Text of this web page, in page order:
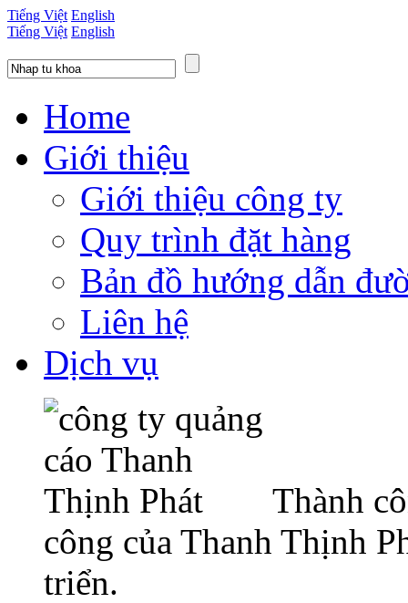
Tiếng Việt English
Tiếng Việt English
Home
Giới thiệu
Giới thiệu công ty
Quy trình đặt hàng
Bản đồ hướng dẫn
Liên hệ
Dịch vụ
Thành
công của Thanh Thịnh
triển.